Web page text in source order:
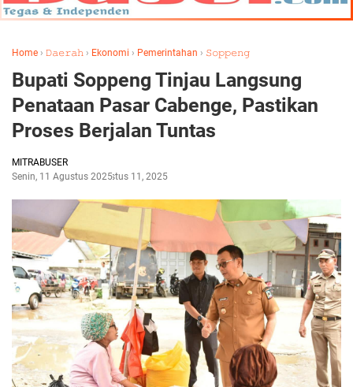
Home › 𝙳𝚊𝚎𝚛𝚊𝚑 › Ekonomi › Pemerintahan › 𝚂𝚘𝚙𝚙𝚎𝚗𝚐
Bupati Soppeng Tinjau Langsung
Penataan Pasar Cabenge, Pastikan
Proses Berjalan Tuntas
MITRABUSER
Senin, 11 Agustus 2025Agustus 11, 2025